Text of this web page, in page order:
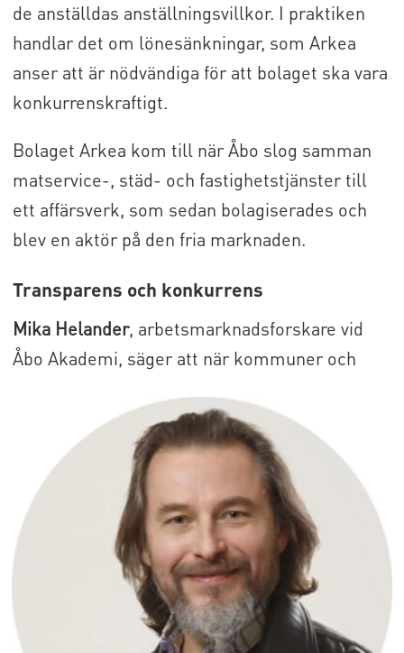
de anställdas anställningsvillkor. I praktiken
handlar det om lönesänkningar, som Arkea
anser att är nödvändiga för att bolaget ska vara
konkurrenskraftigt.
Bolaget Arkea kom till när Åbo slog samman
matservice-, städ- och fastighetstjänster till
ett affärsverk, som sedan bolagiserades och
blev en aktör på den fria marknaden.
Transparens och konkurrens
Mika Helander, arbetsmarknadsforskare vid
Åbo Akademi, säger att när kommuner och